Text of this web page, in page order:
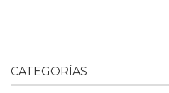
CATEGORÍAS